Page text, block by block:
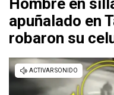
Hombre en
apuñalado en
robaron su